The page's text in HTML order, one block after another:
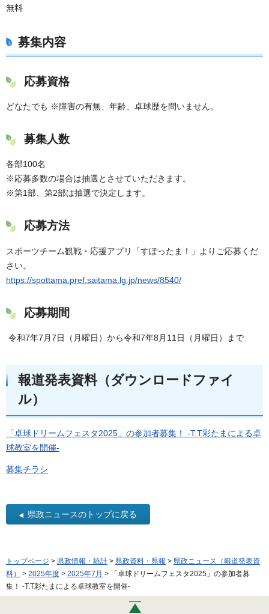
無料
募集内容
応募資格
どなたでも ※障害の有無、年齢、卓球歴を問いません。
募集人数
各部100名
※応募多数の場合は抽選とさせていただきます。
※第1部、第2部は抽選で決定します。
応募方法
スポーツチーム観戦・応援アプリ「すぽったま！」よりご応募くだ
さい。
https://spottama.pref.saitama.lg.jp/news/8540/
応募期間
令和7年7月7日（月曜日）から令和7年8月11日（月曜日）まで
報道発表資料（ダウンロードファイ
ル）
「卓球ドリームフェスタ2025」の参加者募集！ -T.T彩たまによる卓
球教室を開催-
募集チラシ
県政ニュースのトップに戻る
トップページ > 県政情報・統計 > 県政資料・県報 > 県政ニュース（報道発表資
料）
> 2025年度 > 2025年7月 > 「卓球ドリームフェスタ2025」の参加者募
集！ -T.T彩たまによる卓球教室を開催-